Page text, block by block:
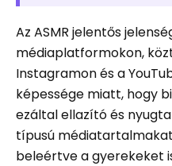
Az ASMR jelentős
médiaplatformokon,
Instagramon és a
képessége miatt, hogy
ezáltal ellazító és
típusú
beleértve a gyerekeket